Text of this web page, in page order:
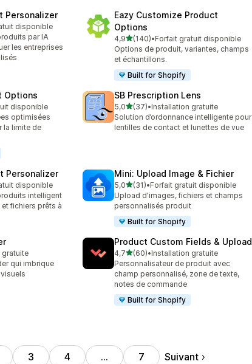
Personalizer
disponible
par IA
les entreprises
Eazy Customize Product
Options
4,9étoile(s) sur 5
(140)
140 avis au total
•Forfait gratuit disponible
Options de produit, variantes, champs
et échantillons.
Built for Shopify
Options
disponible
optimisées
la limite de
SB Prescription Lens
5,0étoile(s) sur 5
(37)
37 avis au total
•Installation gratuite
Solution d’ordonnance intelligente pour
lentilles de contact et lunettes de vue
Personalizer
disponible
intelligent
fichiers prêts à
Mini: Upload Image & Fichier
5,0étoile(s) sur 5
(31)
31 avis au total
•Forfait gratuit disponible
Upload d'images, fichiers et champs
personnalisés produit
Built for Shopify
gratuite
qui imbrique
Product Custom Fields & Upload
4,7étoile(s) sur 5
(60)
60 avis au total
•Installation gratuite
Personnalisateur de produit avec
champ personnalisé, zone de texte,
notes de commande
Built for Shopify
3 4 … 7 Suivant